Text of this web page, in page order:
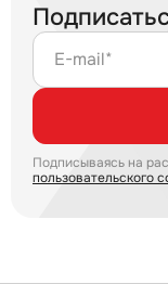
E-mail*
Подписываясь на
пользовательского